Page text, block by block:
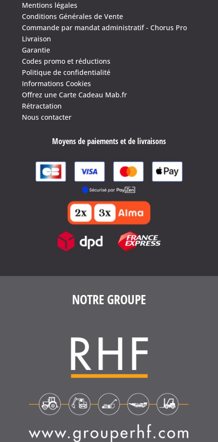
4.6 /5 (1639 avis)
Mentions légales
Conditions Générales de Vente
Commande par mandat administratif - Chorus Pro
Livraison
Garantie
Codes promo et réductions
Politique de confidentialité
Informations Cookies
Offrez une Carte Cadeau Mab.fr
Rétractation
Nous contacter
Moyens de paiements et de livraisons
NOTRE GROUPE